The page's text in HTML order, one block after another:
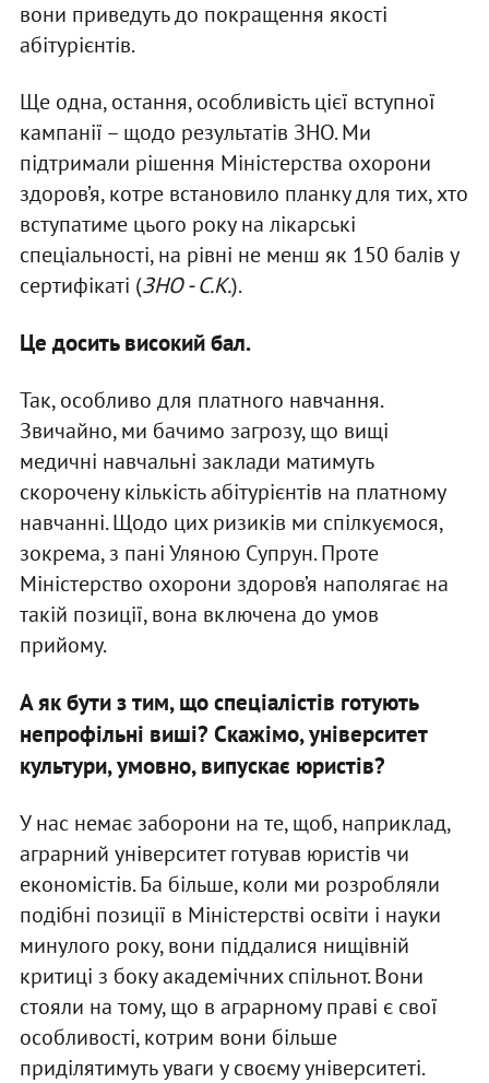
вони приведуть до покращення якості
абітурієнтів.
Ще одна, остання, особливість цієї вступної
кампанії – щодо результатів ЗНО. Ми
підтримали рішення Міністерства охорони
здоров’я, котре встановило планку для тих, хто
вступатиме цього року на лікарські
спеціальності, на рівні не менш як 150 балів у
сертифікаті (ЗНО - С.К.).
Це досить високий бал.
Так, особливо для платного навчання.
Звичайно, ми бачимо загрозу, що вищі
медичні навчальні заклади матимуть
скорочену кількість абітурієнтів на платному
навчанні. Щодо цих ризиків ми спілкуємося,
зокрема, з пані Уляною Супрун. Проте
Міністерство охорони здоров’я наполягає на
такій позиції, вона включена до умов
прийому.
А як бути з тим, що спеціалістів готують
непрофільні виші? Скажімо, університет
культури, умовно, випускає юристів?
У нас немає заборони на те, щоб, наприклад,
аграрний університет готував юристів чи
економістів. Ба більше, коли ми розробляли
подібні позиції в Міністерстві освіти і науки
минулого року, вони піддалися нищівній
критиці з боку академічних спільнот. Вони
стояли на тому, що в аграрному праві є свої
особливості, котрим вони більше
приділятимуть уваги у своєму університеті.